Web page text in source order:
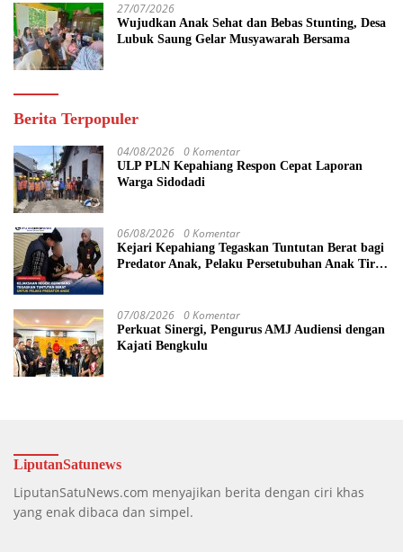
27/07/2026
Wujudkan Anak Sehat dan Bebas Stunting, Desa
Lubuk Saung Gelar Musyawarah Bersama
Berita Terpopuler
04/08/2026 0 Komentar
ULP PLN Kepahiang Respon Cepat Laporan
Warga Sidodadi
06/08/2026 0 Komentar
Kejari Kepahiang Tegaskan Tuntutan Berat bagi
Predator Anak, Pelaku Persetubuhan Anak Tiri
07/08/2026 0 Komentar
Perkuat Sinergi, Pengurus AMJ Audiensi dengan
Kajati Bengkulu
LiputanSatunews
LiputanSatuNews.com menyajikan berita dengan ciri khas
yang enak dibaca dan simpel.